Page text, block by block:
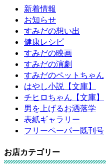
新着情報
お知らせ
すみだの想い出
健康レシピ
すみだの映画
すみだの演劇
すみだのペットちゃん
はやし小説【文庫】
チヒロちゃん【文庫】
男を上げるお洒落学
表紙ギャラリー
フリーペーパー既刊号
お店カテゴリー